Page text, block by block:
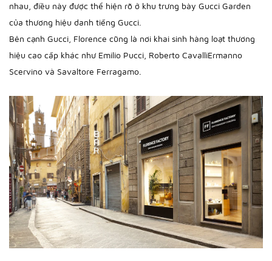
nhau, điều này được thể hiện rõ ở khu trưng bày Gucci Garden
của thương hiệu danh tiếng Gucci.
Bên cạnh Gucci, Florence cũng là nơi khai sinh hàng loạt thương
hiệu cao cấp khác như Emilio Pucci, Roberto CavalliErmanno
Scervino và Savaltore Ferragamo.